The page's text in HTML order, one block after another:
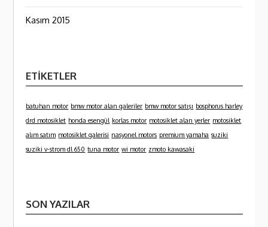
Kasım 2015
ETIKETLER
batuhan motor bmw motor alan galeriler bmw motor satışı bosphorus harley
drd motosiklet honda esengül korlas motor motosiklet alan yerler motosiklet
alım satım motosiklet galerisi nasyonel motors premium yamaha suziki
suziki v-strom dl 650 tuna motor wi motor zmoto kawasaki
SON YAZILAR